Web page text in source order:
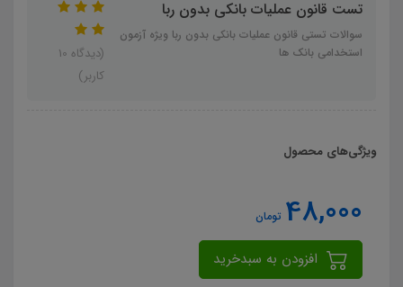
تست قانون عملیات بانکی بدون ربا
سوالات تستی قانون عملیات بانکی بدون ربا ویژه آزمون
استخدامی بانک ها
(دیدگاه 10
کاربر)
ویژگی‌های محصول
48,000 تومان